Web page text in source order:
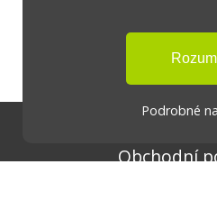
Podrobné
Obchodní